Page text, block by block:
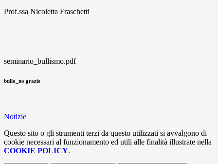
Prof.ssa Nicoletta Fraschetti
seminario_bullismo.pdf
bullo_no grazie
Notizie
Questo sito o gli strumenti terzi da questo utilizzati si avvalgono di
cookie necessari al funzionamento ed utili alle finalità illustrate nella
COOKIE POLICY.